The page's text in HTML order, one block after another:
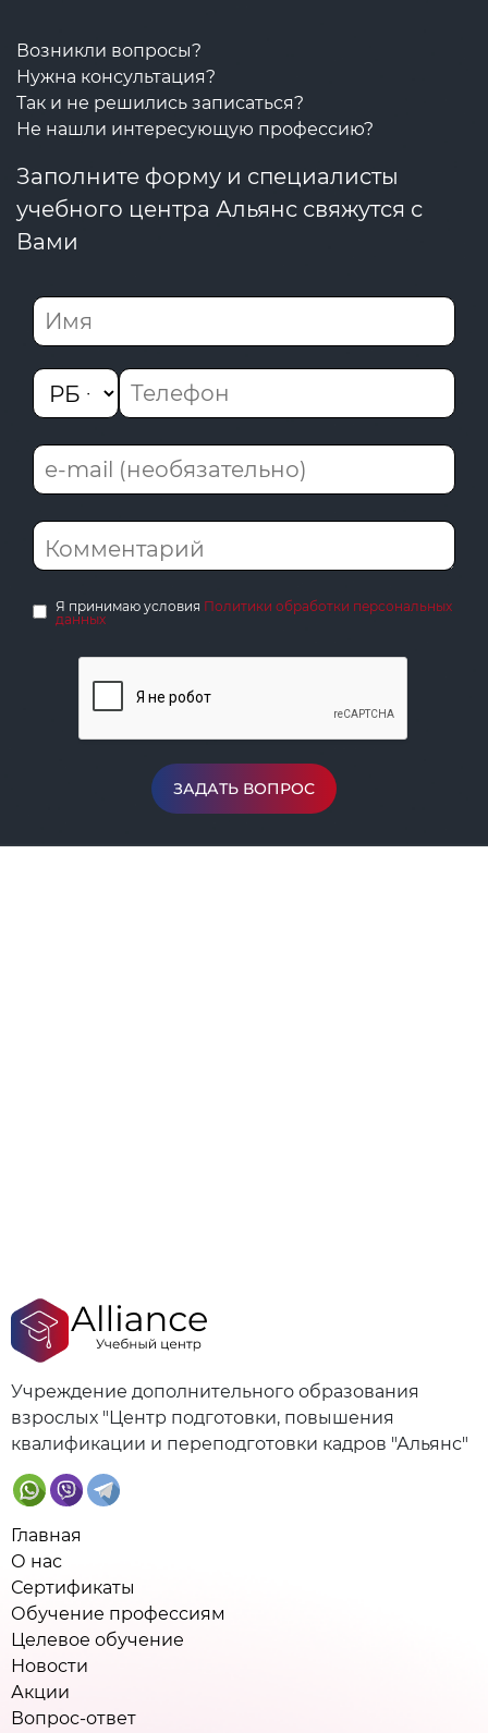
Возникли вопросы?
Нужна консультация?
Так и не решились записаться?
Не нашли интересующую профессию?
Заполните форму и специалисты
учебного центра Альянс свяжутся с
Вами
Я принимаю условия Политики обработки персональных
данных
ЗАДАТЬ ВОПРОС
Учреждение дополнительного образования
взрослых "Центр подготовки, повышения
квалификации и переподготовки кадров "Альянс"
Главная
О нас
Сертификаты
Обучение профессиям
Целевое обучение
Новости
Акции
Вопрос-ответ